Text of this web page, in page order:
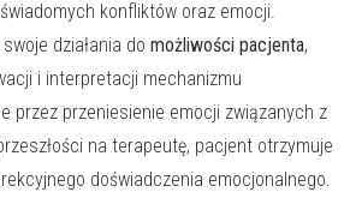
konfliktów oraz emocji.
swoje działania do możliwości pacjenta,
i interpretacji mechanizmu
przez przeniesienie emocji związanych z
na terapeutę, pacjent otrzymuje
doświadczenia emocjonalnego.